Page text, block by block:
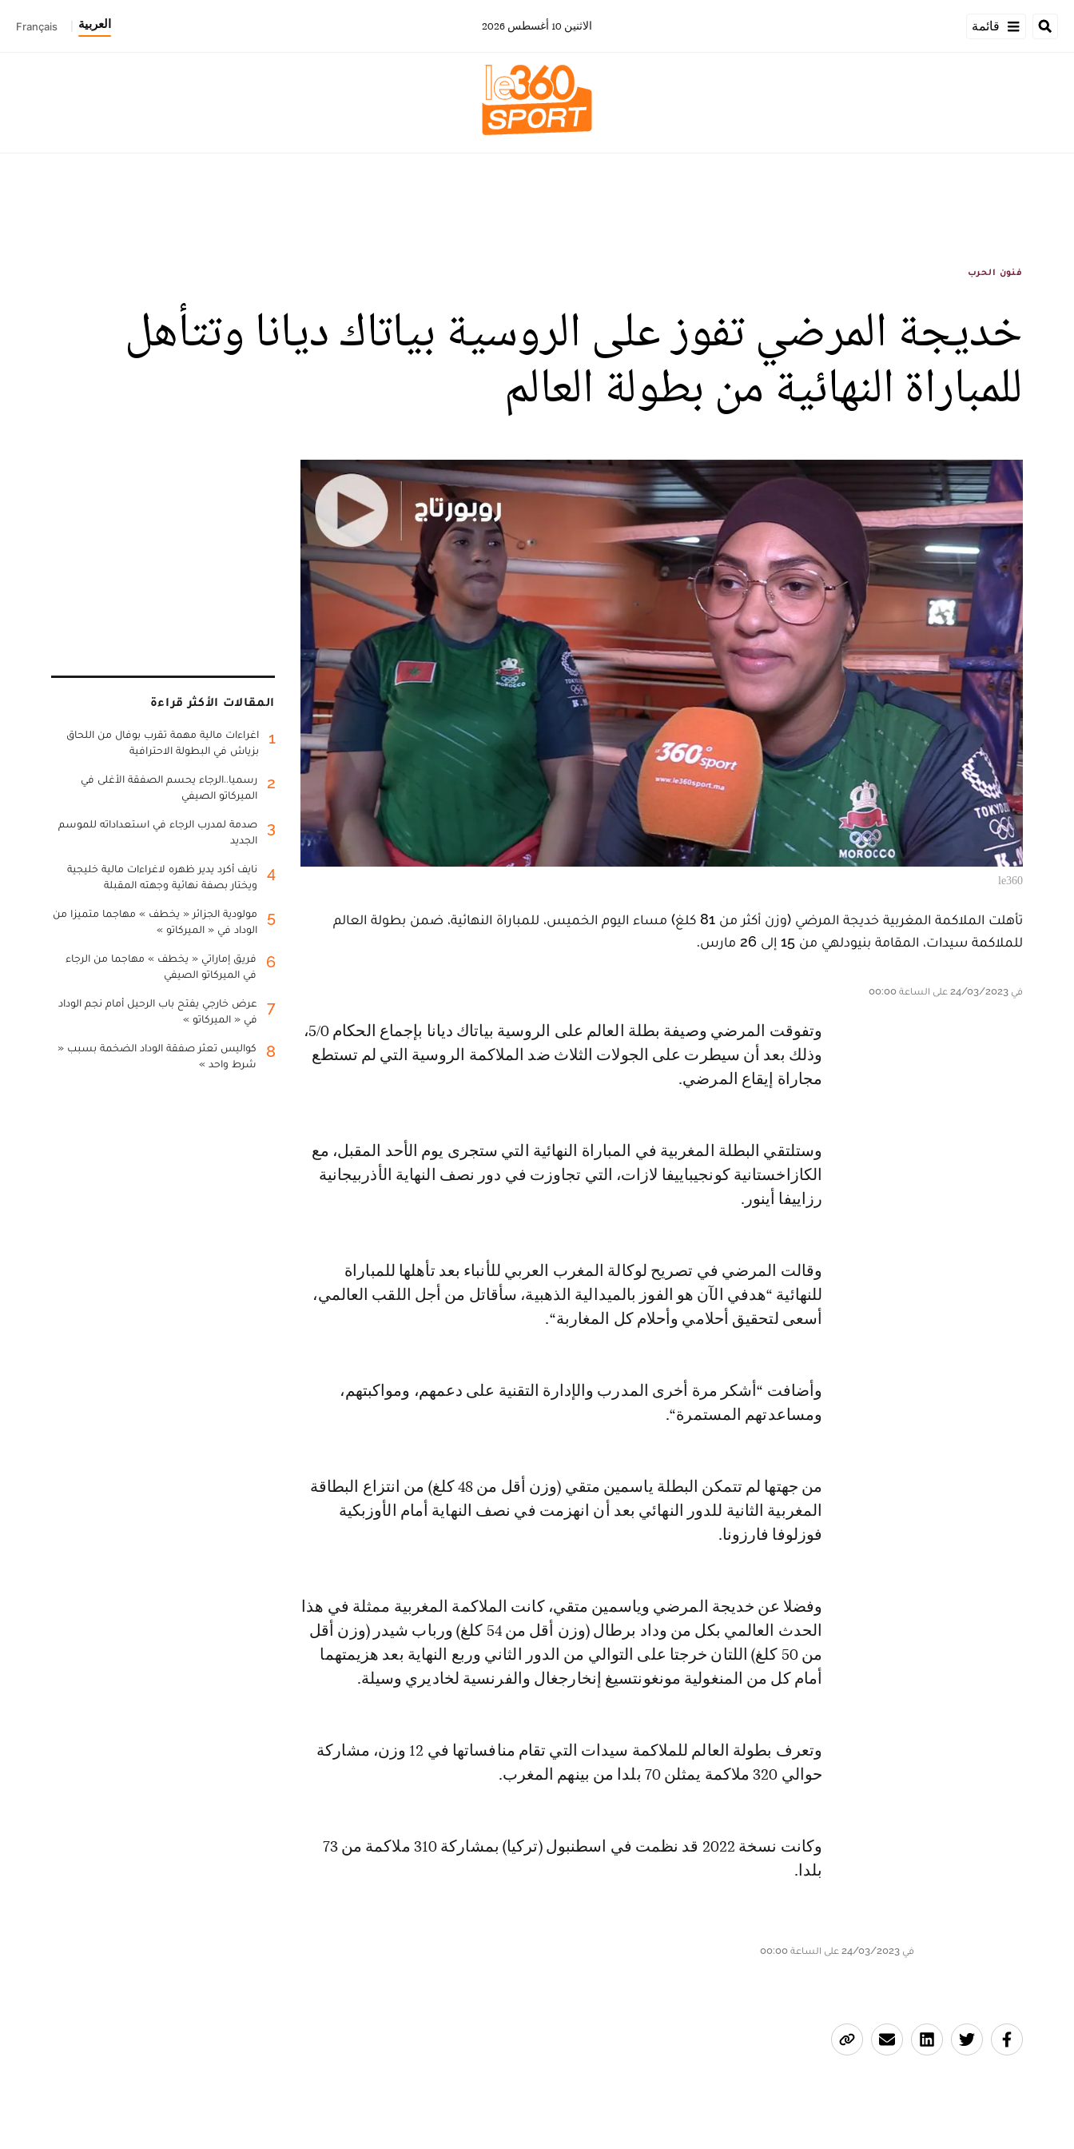
قائمة الاثنين 10 أغسطس 2026 العربية Français
فنون الحرب
خديجة المرضي تفوز على الروسية بياتاك ديانا وتتأهل
للمباراة النهائية من بطولة العالم
le360
تأهلت الملاكمة المغربية خديجة المرضي (وزن أكثر من 81 كلغ) مساء اليوم الخميس، للمباراة النهائية، ضمن بطولة العالم
للملاكمة سيدات، المقامة بنيودلهي من 15 إلى 26 مارس.
في 24/03/2023 على الساعة 00:00
وتفوقت المرضي وصيفة بطلة العالم على الروسية بياتاك ديانا بإجماع الحكام 5/0،
وذلك بعد أن سيطرت على الجولات الثلاث ضد الملاكمة الروسية التي لم تستطع
مجاراة إيقاع المرضي.
وستلتقي البطلة المغربية في المباراة النهائية التي ستجرى يوم الأحد المقبل، مع
الكازاخستانية كونجيباييفا لازات، التي تجاوزت في دور نصف النهاية الأذربيجانية
رزاييفا أينور.
وقالت المرضي في تصريح لوكالة المغرب العربي للأنباء بعد تأهلها للمباراة
للنهائية “هدفي الآن هو الفوز بالميدالية الذهبية، سأقاتل من أجل اللقب العالمي،
أسعى لتحقيق أحلامي وأحلام كل المغاربة“.
وأضافت “أشكر مرة أخرى المدرب والإدارة التقنية على دعمهم، ومواكبتهم،
ومساعدتهم المستمرة“.
من جهتها لم تتمكن البطلة ياسمين متقي (وزن أقل من 48 كلغ) من انتزاع البطاقة
المغربية الثانية للدور النهائي بعد أن انهزمت في نصف النهاية أمام الأوزبكية
فوزلوفا فارزونا.
وفضلا عن خديجة المرضي وياسمين متقي، كانت الملاكمة المغربية ممثلة في هذا
الحدث العالمي بكل من وداد برطال (وزن أقل من 54 كلغ) ورباب شيدر (وزن أقل
من 50 كلغ) اللتان خرجتا على التوالي من الدور الثاني وربع النهاية بعد هزيمتهما
أمام كل من المنغولية مونغونتسيغ إنخارجغال والفرنسية لخاديري وسيلة.
وتعرف بطولة العالم للملاكمة سيدات التي تقام منافساتها في 12 وزن، مشاركة
حوالي 320 ملاكمة يمثلن 70 بلدا من بينهم المغرب.
وكانت نسخة 2022 قد نظمت في اسطنبول (تركيا) بمشاركة 310 ملاكمة من 73
بلدا.
في 24/03/2023 على الساعة 00:00
المقالات الأكثر قراءة
1
اغراءات مالية مهمة تقرب بوفال من اللحاق
بزياش في البطولة الاحترافية
2
رسميا..الرجاء يحسم الصفقة الأغلى في
الميركاتو الصيفي
3
صدمة لمدرب الرجاء في استعداداته للموسم
الجديد
4
نايف أكرد يدير ظهره لاغراءات مالية خليجية
ويختار بصفة نهائية وجهته المقبلة
5
مولودية الجزائر « يخطف » مهاجما متميزا من
الوداد في « الميركاتو »
6
فريق إماراتي « يخطف » مهاجما من الرجاء
في الميركاتو الصيفي
7
عرض خارجي يفتح باب الرحيل أمام نجم الوداد
في « الميركاتو »
8
كواليس تعثر صفقة الوداد الضخمة بسبب «
شرط واحد »